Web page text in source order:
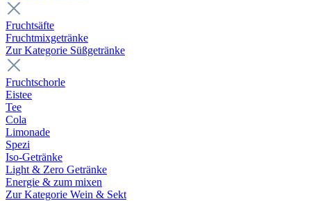
Fruchtsäfte
Fruchtmixgetränke
Zur Kategorie Süßgetränke
Fruchtschorle
Eistee
Tee
Cola
Limonade
Spezi
Iso-Getränke
Light & Zero Getränke
Energie & zum mixen
Zur Kategorie Wein & Sekt